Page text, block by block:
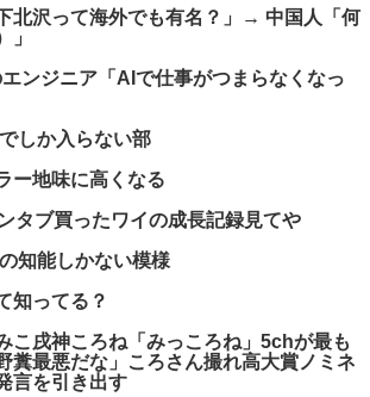
北沢って海外でも有名？」→ 中国人「何
」
ンジニア「AIで仕事がつまらなくなっ
しか入らない部
ー地味に高くなる
タブ買ったワイの成長記録見てや
知能しかない模様
知ってる？
こ戌神ころね「みっころね」5chが最も
糞最悪だな」ころさん撮れ高大賞ノミネ
言を引き出す